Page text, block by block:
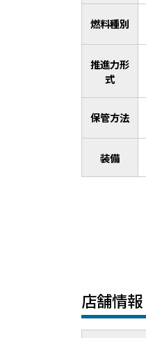
燃料種別
推進力形
式
保管方法
装備
店舗情報